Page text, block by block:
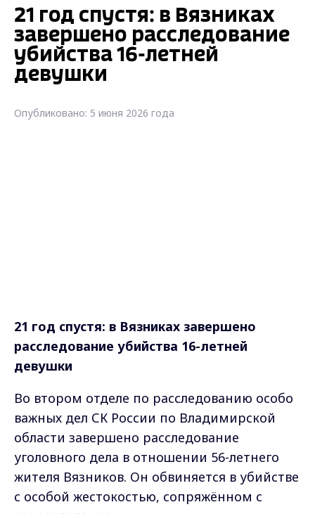
21 год спустя: в Вязниках
завершено расследование
убийства 16-летней
девушки
Опубликовано: 5 июня 2026 года
21 год спустя: в Вязниках завершено
расследование убийства 16-летней
девушки
Во втором отделе по расследованию особо
важных дел СК России по Владимирской
области завершено расследование
уголовного дела в отношении 56-летнего
жителя Вязников. Он обвиняется в убийстве
с особой жестокостью, сопряжённом с